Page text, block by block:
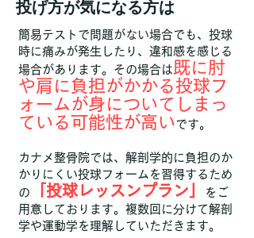
投げ方が気になる方は
簡易テストで問題がない場合でも、投球
時に痛みが発生したり、違和感を感じる
場合があります。その場合は 既に肘
や肩に負担がかかる投球フ
ォームが身についてしまっ
ている可能性が高いです。
カナメ整骨院では、解剖学的に負担のか
かりにくい投球フォームを習得するため
の
「投球レッスンプラン」
をご
用意しております。複数回に分けて解剖
学や運動学を理解していただきます。